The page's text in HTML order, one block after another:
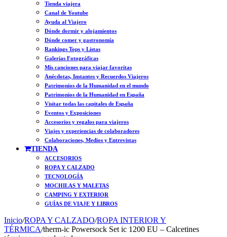
Tienda viajera
Canal de Youtube
Ayuda al Viajero
Dónde dormir y alojamientos
Dónde comer y gastronomía
Rankings Tops y Listas
Galerías Fotográficas
Mis canciones para viajar favoritas
Anécdotas, Instantes y Recuerdos Viajeros
Patrimonios de la Humanidad en el mundo
Patrimonios de la Humanidad en España
Visitar todas las capitales de España
Eventos y Exposiciones
Accesorios y regalos para viajeros
Viajes y experiencias de colaboradores
Colaboraciones, Medios y Entrevistas
TIENDA
ACCESORIOS
ROPA Y CALZADO
TECNOLOGÍA
MOCHILAS Y MALETAS
CAMPING Y EXTERIOR
GUÍAS DE VIAJE Y LIBROS
Inicio/ROPA Y CALZADO/ROPA INTERIOR Y
TÉRMICA/therm-ic Powersock Set ic 1200 EU – Calcetines